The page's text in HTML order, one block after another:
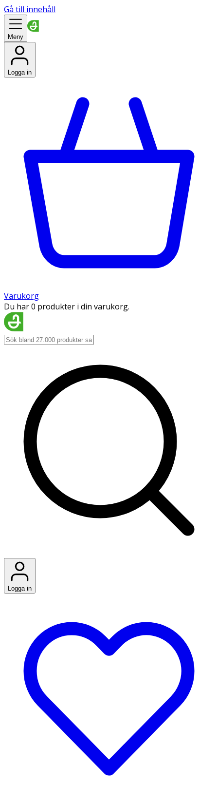
Gå till innehåll
Meny
Logga in
Varukorg
Du har 0 produkter i din varukorg.
Logga in